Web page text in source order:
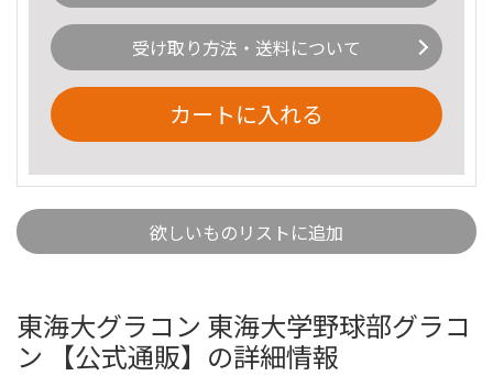
受け取り方法・送料について
カートに入れる
欲しいものリストに追加
東海大グラコン 東海大学野球部グラコ
ン 【公式通販】の詳細情報